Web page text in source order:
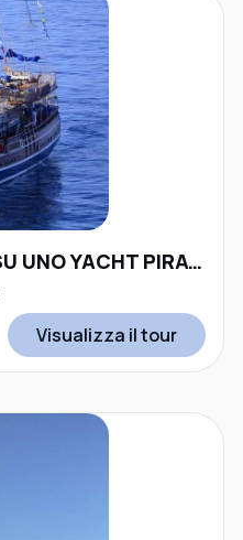
TOUR DI UN GIORNO SU UNO YACHT PIRATA “SINA DREAM”
Visualizza il tour